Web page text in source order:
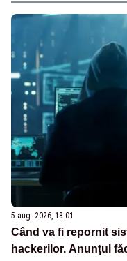
5 aug. 2026, 18:01
Când va fi repornit
hackerilor. Anunțul